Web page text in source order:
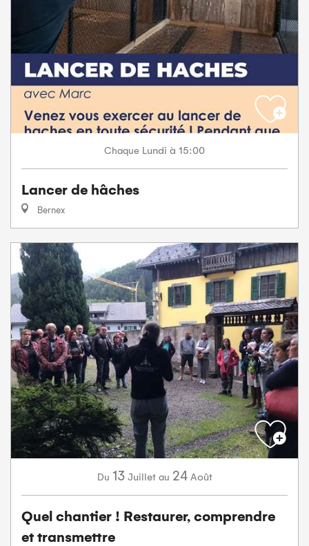
Chaque Lundi à 15:00
Lancer de hâches
Bernex
Du 13 Juillet au 24 Août
Quel chantier ! Restaurer, comprendre
et transmettre